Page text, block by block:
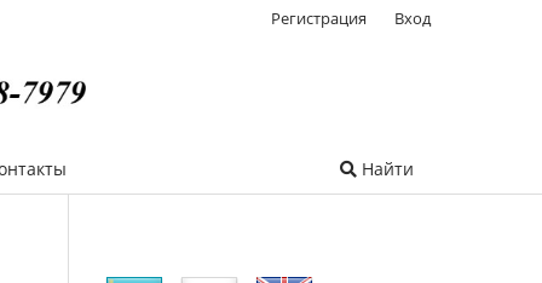
Найти
Регистрация Вход